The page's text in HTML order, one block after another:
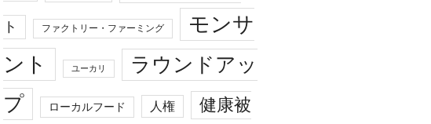
ト ファクトリー・ファーミング
モンサ
ント
ユーカリ
ラウンドアッ
プ
ローカルフード 人権 健康被